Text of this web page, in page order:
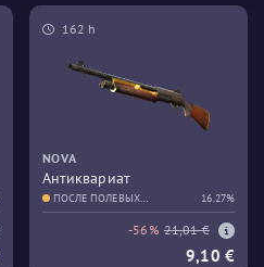
162 h
NOVA
Антиквариат
ПОСЛЕ ПОЛЕВЫХ
ИСПЫТАНИЙ
16.27%
-56% 21,01 €
9,10 €